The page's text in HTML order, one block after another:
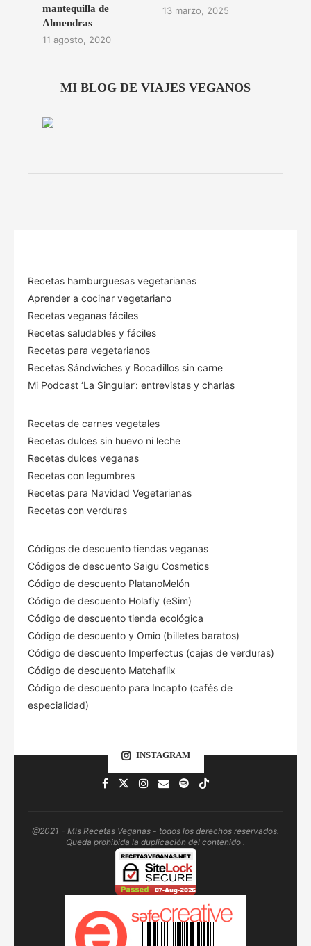
mantequilla de
Almendras
11 agosto, 2020
13 marzo, 2025
MI BLOG DE VIAJES VEGANOS
Recetas hamburguesas vegetarianas
Aprender a cocinar vegetariano
Recetas veganas fáciles
Recetas saludables y fáciles
Recetas para vegetarianos
Recetas Sándwiches y Bocadillos sin carne
Mi Podcast ‘La Singular’: entrevistas y charlas
Recetas de carnes vegetales
Recetas dulces sin huevo ni leche
Recetas dulces veganas
Recetas con legumbres
Recetas para Navidad Vegetarianas
Recetas con verduras
Códigos de descuento tiendas veganas
Códigos de descuento Saigu Cosmetics
Código de descuento PlatanoMelón
Código de descuento Holafly (eSim)
Código de descuento tienda ecológica
Código de descuento y Omio (billetes baratos)
Código de descuento Imperfectus (cajas de verduras)
Código de descuento Matchaflix
Código de descuento para Incapto (cafés de
especialidad)
INSTAGRAM
@2021 - Mis Recetas Veganas - todos los derechos reservados.
Queda prohibida la duplicación del contenido .